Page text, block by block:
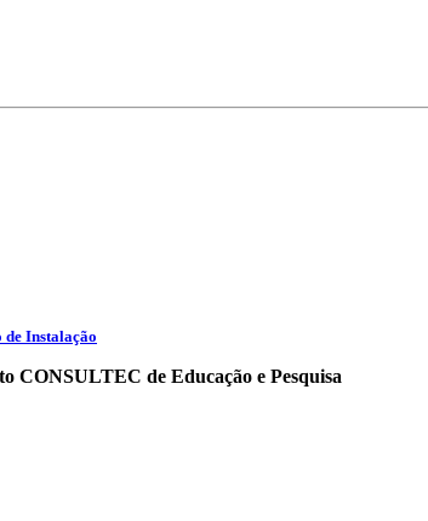
de Instalação
CONSULTEC de Educação e Pesquisa